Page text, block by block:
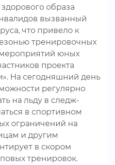
образа
вызванный
что привело к
тренировочных
юных
проекта
На сегодняшний день
регулярно
на льду в следж-
в спортивном
ограничений на
и другим
в скором
тренировок.